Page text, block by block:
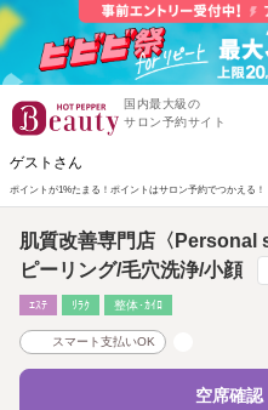
国内最大級の
サロン予約サイト
ゲストさん
ポイントが1%たまる！ ポイントはサロン予約でつかえる！
肌質改善専門店〈Personal
ピーリング/毛穴洗浄/小顔
ｴｽﾃ ﾘﾗｸ 整体･ｶｲﾛ
スマート支払いOK
空席確認